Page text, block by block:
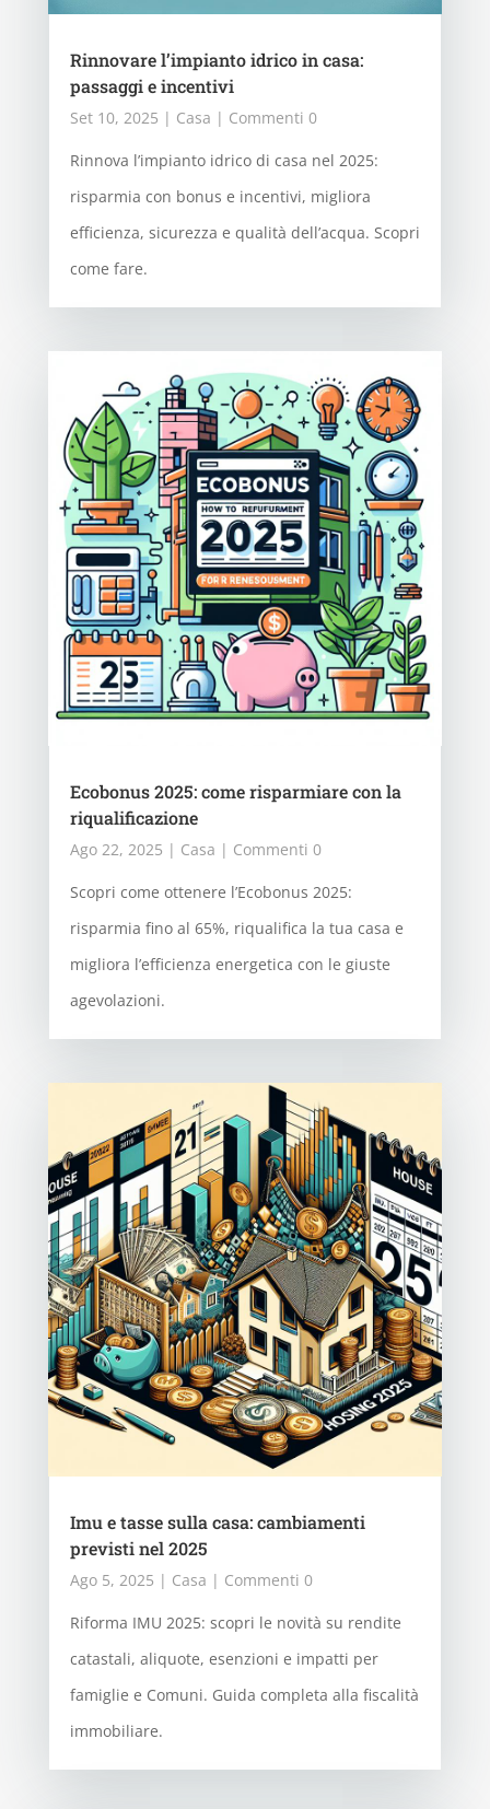
Rinnovare l’impianto idrico in casa:
passaggi e incentivi
Set 10, 2025 | Casa | Commenti 0
Rinnova l’impianto idrico di casa nel 2025:
risparmia con bonus e incentivi, migliora
efficienza, sicurezza e qualità dell’acqua. Scopri
come fare.
Ecobonus 2025: come risparmiare con la
riqualificazione
Ago 22, 2025 | Casa | Commenti 0
Scopri come ottenere l’Ecobonus 2025:
risparmia fino al 65%, riqualifica la tua casa e
migliora l’efficienza energetica con le giuste
agevolazioni.
Imu e tasse sulla casa: cambiamenti
previsti nel 2025
Ago 5, 2025 | Casa | Commenti 0
Riforma IMU 2025: scopri le novità su rendite
catastali, aliquote, esenzioni e impatti per
famiglie e Comuni. Guida completa alla fiscalità
immobiliare.